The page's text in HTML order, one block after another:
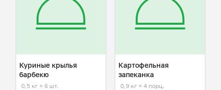
Куриные крылья
барбекю
0,5 кг ≈ 6 шт.
Картофельная
запеканка
0,9 кг ≈ 4 порц.